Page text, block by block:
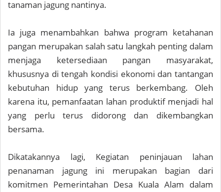
tanaman jagung nantinya.
Ia juga menambahkan bahwa program ketahanan
pangan merupakan salah satu langkah penting dalam
menjaga ketersediaan pangan masyarakat,
khususnya di tengah kondisi ekonomi dan tantangan
kebutuhan hidup yang terus berkembang. Oleh
karena itu, pemanfaatan lahan produktif menjadi hal
yang perlu terus didorong dan dikembangkan
bersama.
Dikatakannya lagi, Kegiatan peninjauan lahan
penanaman jagung ini merupakan bagian dari
komitmen Pemerintahan Desa Kuala Alam dalam